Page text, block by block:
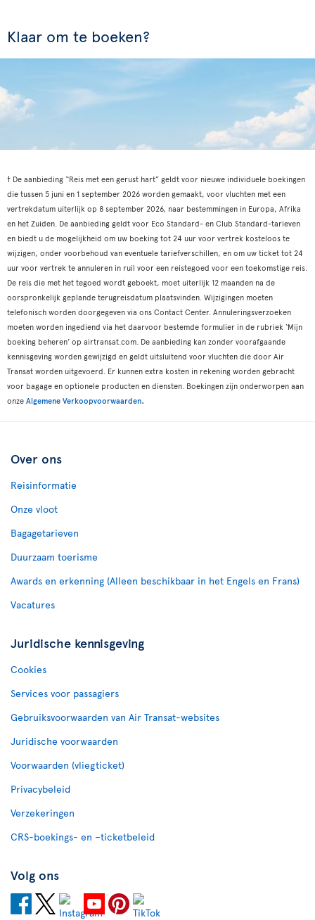
Klaar om te boeken?
† De aanbieding “Reis met een gerust hart” geldt voor nieuwe individuele boekingen
die tussen 5 juni en 1 september 2026 worden gemaakt, voor vluchten met een
vertrekdatum uiterlijk op 8 september 2026, naar bestemmingen in Europa, Afrika
en het Zuiden. De aanbieding geldt voor Eco Standard- en Club Standard-tarieven
en biedt u de mogelijkheid om uw boeking tot 24 uur voor vertrek kosteloos te
wijzigen, onder voorbehoud van eventuele tariefverschillen, en om uw ticket tot 24
uur voor vertrek te annuleren in ruil voor een reistegoed voor een toekomstige reis.
De reis die met het tegoed wordt geboekt, moet uiterlijk 12 maanden na de
oorspronkelijk geplande terugreisdatum plaatsvinden. Wijzigingen moeten
telefonisch worden doorgegeven via ons Contact Center. Annuleringsverzoeken
moeten worden ingediend via het daarvoor bestemde formulier in de rubriek ‘Mijn
boeking beheren’ op airtransat.com. De aanbieding kan zonder voorafgaande
kennisgeving worden gewijzigd en geldt uitsluitend voor vluchten die door Air
Transat worden uitgevoerd. Er kunnen extra kosten in rekening worden gebracht
voor bagage en optionele producten en diensten. Boekingen zijn onderworpen aan
onze Algemene Verkoopvoorwaarden.
Over ons
Reisinformatie
Onze vloot
Bagagetarieven
Duurzaam toerisme
Awards en erkenning (Alleen beschikbaar in het Engels en Frans)
Vacatures
Juridische kennisgeving
Cookies
Services voor passagiers
Gebruiksvoorwaarden van Air Transat-websites
Juridische voorwaarden
Voorwaarden (vliegticket)
Privacybeleid
Verzekeringen
CRS-boekings- en –ticketbeleid
Volg ons